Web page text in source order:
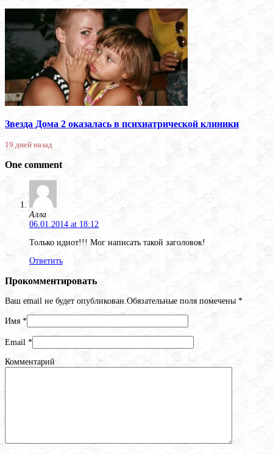
Звезда Дома 2 оказалась в психиатрической клиники
19 дней назад
One comment
Алла
06.01.2014 at 18:12
Только идиот!!! Мог написать такой заголовок!
Ответить
Прокомментировать
Ваш email не будет опубликован.Обязательные поля помечены *
Имя *
Email *
Комментарий